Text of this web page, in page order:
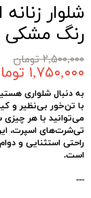
شلوار
رنگ مشکی
۲,۵۰۰,۰۰۰ تومان
۱,۷۵۰,۰۰۰ تومان
به دنبال شلواری
با تن‌خور بی‌نظیر و
می‌توانید با هر
تی‌شرت‌های اسپرت،
راحتی استثنایی و دوام
است.
---